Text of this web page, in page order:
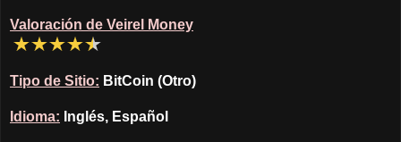
Valoración de Veirel Money
Tipo de Sitio: BitCoin (Otro)
Idioma: Inglés, Español